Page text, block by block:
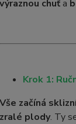
výraznou chuťa
Krok 1:
Vše začíná
zralé plody. Ty